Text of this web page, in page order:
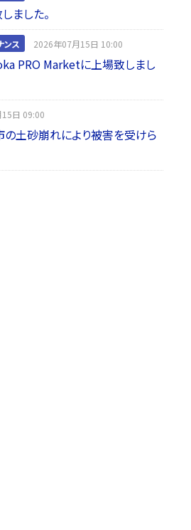
ました。
ンス 2026年07月15日 10:00
PRO Marketに上場致しまし
日 09:00
土砂崩れにより被害を受けら